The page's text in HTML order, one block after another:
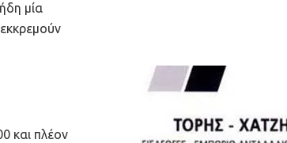
μία
και πλέον